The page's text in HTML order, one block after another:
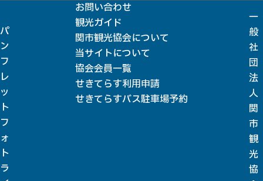
パ
ン
フ
レ
ッ
ト
フ
ォ
ト
ラ
お問い合わせ
観光ガイド
関市観光協会について
当サイトについて
協会会員一覧
せきてらす利用申請
せきてらすバス駐車場予約
一
般
社
団
法
人
関
市
観
光
協